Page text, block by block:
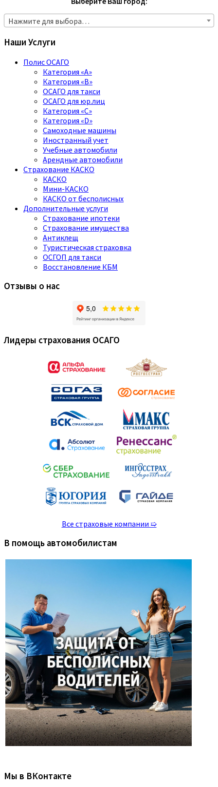
Нажмите для выбора…
Наши Услуги
Полис ОСАГО
Категория «A»
Категория «B»
ОСАГО для такси
ОСАГО для юр.лиц
Категория «C»
Категория «D»
Самоходные машины
Иностранный учет
Учебные автомобили
Арендные автомобили
Страхование КАСКО
КАСКО
Мини-КАСКО
КАСКО от бесполисных
Дополнительные услуги
Страхование ипотеки
Страхование имущества
Антиклещ
Туристическая страховка
ОСГОП для такси
Восстановление КБМ
Отзывы о нас
Лидеры страхования ОСАГО
Все страховые компании ➯
В помощь автомобилистам
Мы в ВКонтакте